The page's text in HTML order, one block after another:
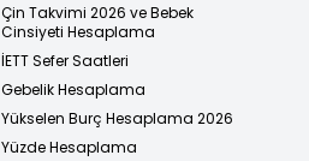
Çin Takvimi 2026 ve Bebek
Cinsiyeti Hesaplama
İETT Sefer Saatleri
Gebelik Hesaplama
Yükselen Burç Hesaplama 2026
Yüzde Hesaplama